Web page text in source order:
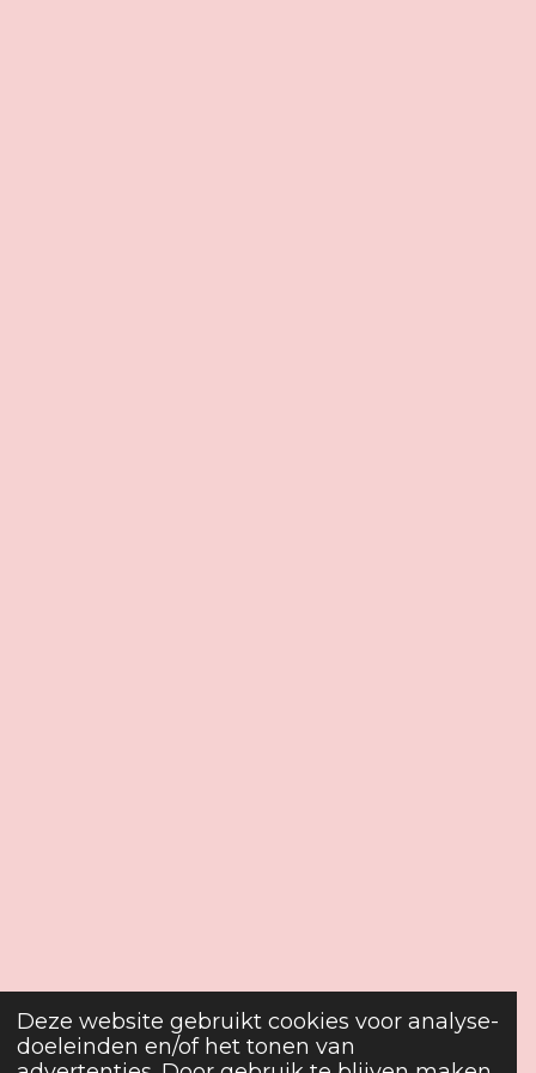
Deze website gebruikt cookies voor analyse-
doeleinden en/of het tonen van